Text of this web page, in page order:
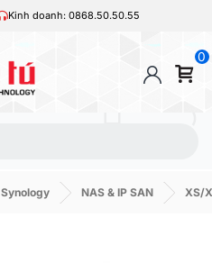
Kinh doanh: 0868.50.50.55
0
Synology NAS & IP SAN XS/